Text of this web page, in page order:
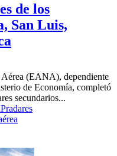
de los
San Luis,
(EANA), dependiente
de Economía, completó
secundarios...
radares